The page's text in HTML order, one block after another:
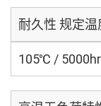
耐久性 规定
105℃ /